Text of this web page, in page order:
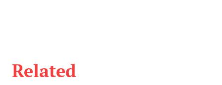
Related